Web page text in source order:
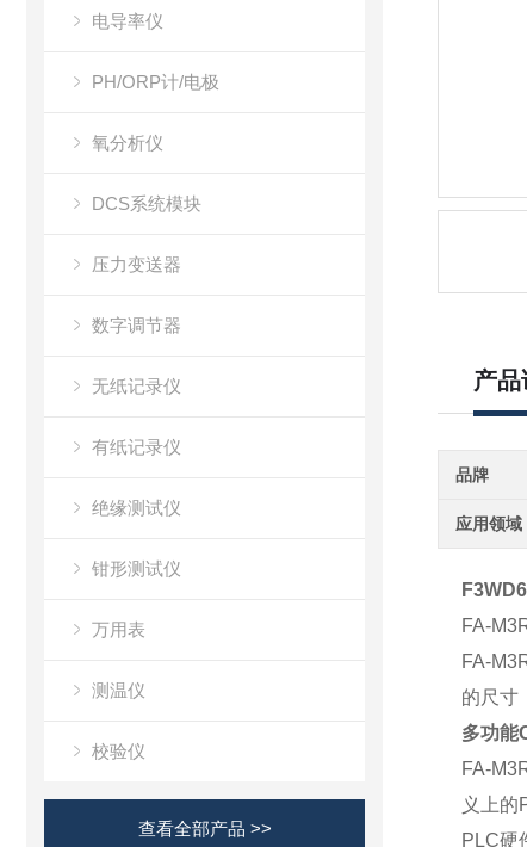
电导率仪
PH/ORP计/电极
氧分析仪
DCS系统模块
压力变送器
数字调节器
无纸记录仪
有纸记录仪
绝缘测试仪
钳形测试仪
万用表
测温仪
校验仪
查看全部产品 >>
产品
品牌
应用领域
FA-
FA-
的尺寸
多功能
FA-
义上的
PLC硬